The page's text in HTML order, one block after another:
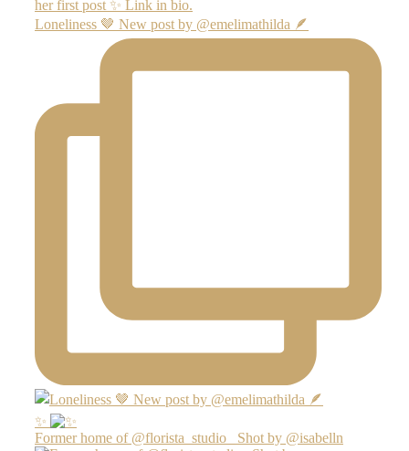
Loneliness 🤎 New post by @emelimathilda 🪶
✨
Former home of @florista_studio_ Shot by @isabelln